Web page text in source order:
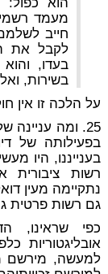
מעמד
חייב
לקבל את
בעדו,
בשירות,
על הלכה זו אין
25. ומה
בפעילותה של
בענייננו, היו
רשות ציבורית
נתקיימה מעין
גם רשות פרטית
כפי שראינו,
אובליגטוריות
למעשה, מירשם